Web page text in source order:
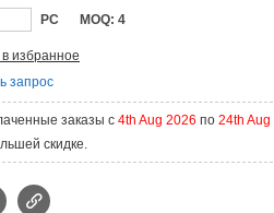
PC MOQ: 4
избранное
запрос
заказы с 4th Aug 2026 по 24th Aug
скидке.